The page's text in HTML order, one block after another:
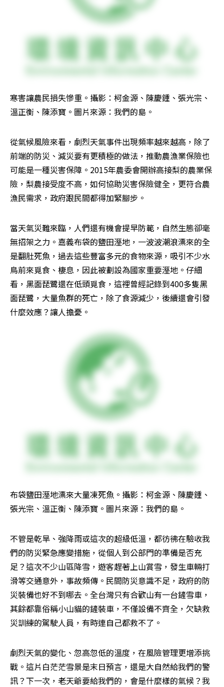
寒害讓農民損失慘重。攝影：柯金源、陳慶鍾、張光宗、
溫正衡、陳添寶。圖片來源：我們的島。
從氣候風險來看，劇烈天氣事件出現頻率越來越高，除了
前端的防災、減災要有更積極的做法，推動農漁業保險也
可能是一種災害保障。2015年農委會開辦高接梨的農業保
險，梨農接受度不高，如何協助災害保險健全，更符合農
漁民需求，政府跟民間都得加緊腳步。
當天氣災難來臨，人們還有機會提早防範，自然生態卻毫
無招架之力。嘉義布袋的鹽田溼地，一波波潮浪漂來的全
是翻肚死魚，過去這些豐富多元的食物來源，吸引不少水
鳥前來覓食、棲息，因此被劃設為國家重要溼地。仔細
看，黑面琵鷺還在低頭覓食，這裡曾經記錄到400多隻黑
面琵鷺，大量魚群的死亡，除了食源減少，後續還會引發
什麼效應？讓人擔憂。
布袋鹽田溼地漂來大量凍死魚。攝影：柯金源、陳慶鍾、
張光宗、溫正衡、陳添寶。圖片來源：我們的島。
不管是乾旱、強降雨或這次的超級低溫，都彷彿在驗收我
們的防災緊急應變措施，從個人到公部門的準備是否充
足？這次不少山區降雪，遊客趕著上山賞雪，發生車輛打
滑等交通意外，事故頻傳。民間防災意識不足，政府的防
災裝備也好不到哪去。全台灣只有合歡山有一台鏟雪車，
其餘都靠俗稱小山貓的鏟裝車，不僅設備不齊全，欠缺救
災訓練的駕駛人員，有時連自己都救不了。
劇烈天氣的變化、忽高忽低的溫度，在風險管理更增添挑
戰。這片白茫茫雪景是末日預言，還是大自然給我們的警
訊？下一次，老天爺要給我們的，會是什麼樣的氣候？我